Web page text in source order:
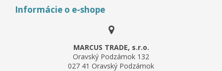
Informácie o e-shope
MARCUS TRADE, s.r.o.
Oravský Podzámok 132
027 41 Oravský Podzámok